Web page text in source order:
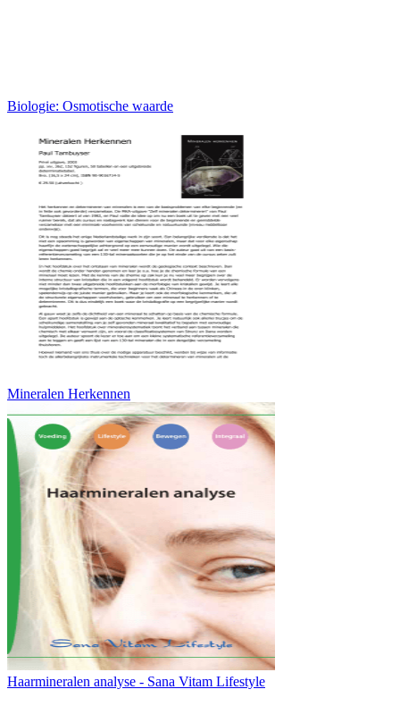
Biologie: Osmotische waarde
Mineralen Herkennen
Haarmineralen analyse - Sana Vitam Lifestyle